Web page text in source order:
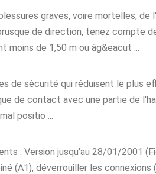
graves, voire mortelles,
de direction, tenez compte
de 1,50 m ou âg&eacut ...
de sécurité qui réduisent le plus
de contact avec une partie de
positio ...
: Version jusqu'au 28/01/2001
(A1), déverrouiller les connexions